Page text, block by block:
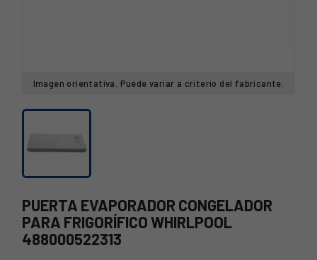
Imagen orientativa. Puede variar a criterio del fabricante.
PUERTA EVAPORADOR CONGELADOR
PARA FRIGORÍFICO WHIRLPOOL
488000522313